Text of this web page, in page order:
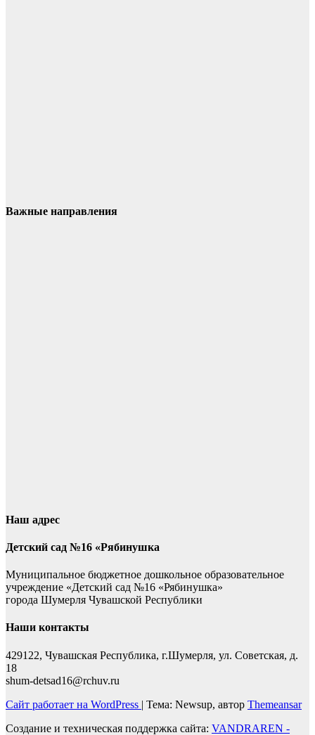
Важные направления
Наш адрес
Детский сад №16 «Рябинушка
Муниципальное бюджетное дошкольное образовательное
учреждение «Детский сад №16 «Рябинушка»
города Шумерля Чувашской Республики
Наши контакты
429122, Чувашская Республика, г.Шумерля, ул. Советская, д.
18
shum-detsad16@rchuv.ru
Сайт работает на WordPress | Тема: Newsup, автор Themeansar
Создание и техническая поддержка сайта: VANDRAREN -